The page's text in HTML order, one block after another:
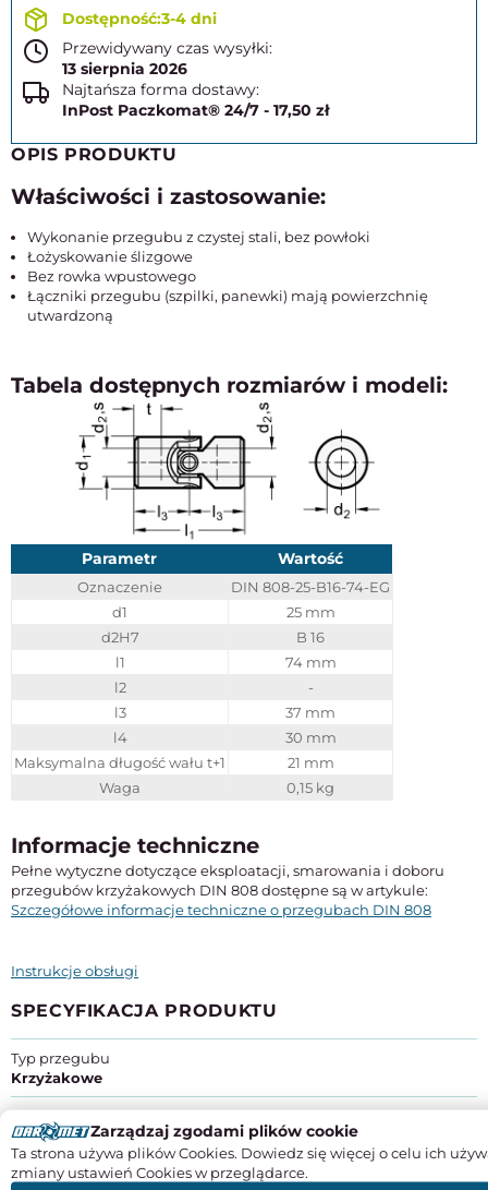
3-4 dni
Przewidywany czas wysyłki:
13 sierpnia 2026
Najtańsza forma dostawy:
InPost Paczkomat® 24/7 - 17,50 zł
OPIS PRODUKTU
Właściwości i zastosowanie:
Wykonanie przegubu z czystej stali, bez powłoki
Łożyskowanie ślizgowe
Bez rowka wpustowego
Łączniki przegubu (szpilki, panewki) mają powierzchnię
utwardzoną
Tabela dostępnych rozmiarów i modeli:
Parametr Wartość
Oznaczenie
DIN 808-25-B16-74-EG
d1
25 mm
d2H7
B 16
l1
74 mm
l2
-
l3
37 mm
l4
30 mm
Maksymalna długość wału t+1
21 mm
Waga
0,15 kg
Informacje techniczne
Pełne wytyczne dotyczące eksploatacji, smarowania i doboru
przegubów krzyżakowych DIN 808 dostępne są w artykule:
Szczegółowe informacje techniczne o przegubach DIN 808
Instrukcje obsługi
SPECYFIKACJA PRODUKTU
Typ przegubu
Krzyżakowe
Ślizgowe
Średnica otworu (H7)
Zarządzaj zgodami plików cookie
Ta strona używa plików Cookies. Dowiedz się więcej o celu ich
zmiany ustawień Cookies w przeglądarce.